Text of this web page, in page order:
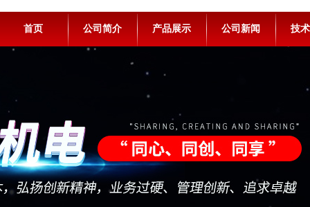
首页 公司简介 产品展示 公司新闻 技